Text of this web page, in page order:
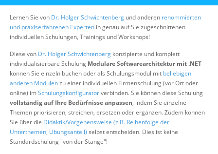
Über uns
Suche
Lernen Sie von Dr. Holger Schwichtenberg und anderen renommierten
und praxiserfahrenen Experten in genau auf Sie zugeschnittenen
individuellen Schulungen, Trainings und Workshops!
Diese von Dr. Holger Schwichtenberg konzipierte und komplett
individualisierbare Schulung Modulare Softwarearchitektur mit .NET
können Sie einzeln buchen oder als Schulungsmodul mit beliebigen
anderen Modulenzu einer individuellen Firmenschulung (vor Ort oder
online) imSchulungskonfiguratorverbinden. Sie können diese Schulung
vollständig auf Ihre Bedürfnisse anpassen, indem Sie einzelne
Themen priorisieren, streichen, ersetzen oder ergänzen. Zudem können
Sie über die Didaktik/Vorgehensweise (z.B. Reihenfolge der
Unterthemen, Übungsanteil) selbst entscheiden. Dies ist keine
Standardschulung "von der Stange"!